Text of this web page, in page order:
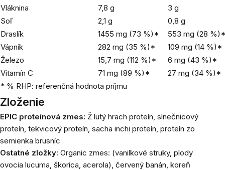
Vláknina
7,8 g
3 g
Soľ
2,1 g
0,8 g
Draslík
1455 mg (73 %)*
553 mg (28 %)*
Vápnik
282 mg (35 %)*
109 mg (14 %)*
Železo
15,7 mg (112 %)*
6 mg (43 %)*
Vitamín C
71 mg (89 %)*
27 mg (34 %)*
* % RHP: referenčná hodnota príjmu
Zloženie
EPIC proteínová zmes: Ž lutý hrach proteín, slnečnicový
proteín, tekvicový proteín, sacha inchi proteín, proteín zo
semienka brusníc
Ostatné zložky: Organic zmes: (vanilkové struky, plody
ovocia lucuma, škorica, acerola), červený banán, koreň